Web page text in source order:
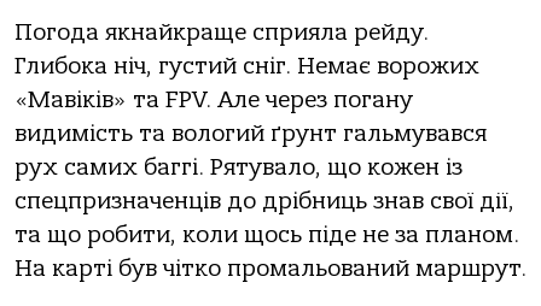
Погода якнайкраще сприяла рейду.
Глибока ніч, густий сніг. Немає ворожих
«Мавіків» та FPV. Але через погану
видимість та вологий ґрунт гальмувався
рух самих баггі. Рятувало, що кожен із
спецпризначенців до дрібниць знав свої дії,
та що робити, коли щось піде не за планом.
На карті був чітко промальований маршрут.